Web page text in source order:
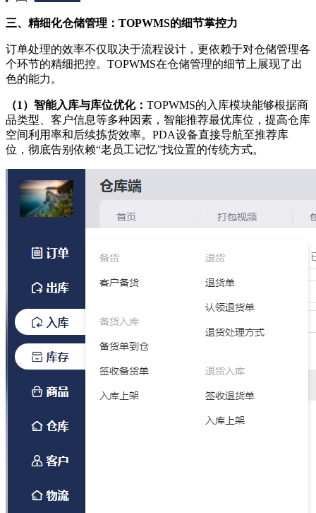
三、 精细化仓储管理： TOPWMS的细节掌控力
订单处理的效率不仅取决于流程设计，更依赖于对仓储管理各
个环节的精细把控。 TOPWMS在仓储管理的细节上展现了出
色的能力。
（1） 智能入库与库位优化： TOPWMS的入库模块能够根据商
品类型、客户信息等多种因素，智能推荐最优库位，提高仓库
空间利用率和后续拣货效率。PDA设备直接导航至推荐库
位，彻底告别依赖“老员工记忆”找位置的传统方式。